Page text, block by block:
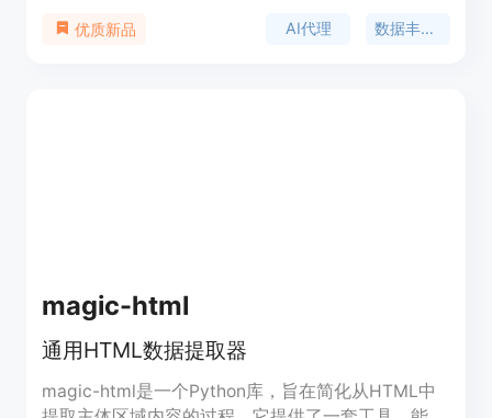
产品背景是帮助企业从混乱的数据中快速找到目标公
优质新品 AI代理 数据丰富化
magic-html
通用HTML数据提取器
magic-html是一个Python库，旨在简化从HTML中